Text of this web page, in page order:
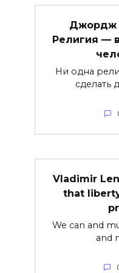
Джордж
Религия —
Ни одна
сделать
Vladimir
that
We can and
and